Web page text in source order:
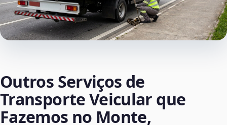
Outros Serviços de
Transporte Veicular que
Fazemos no Monte,